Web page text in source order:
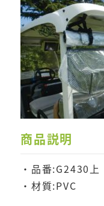
商品説明
・品番:G2430上
・材質:PVC